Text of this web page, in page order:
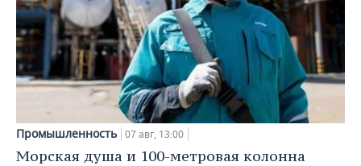
Промышленность 07 авг, 13:00
Морская душа и 100-метровая колонна